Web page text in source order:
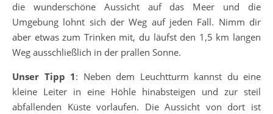
die wunderschöne Aussicht auf das Meer und die
Umgebung lohnt sich der Weg auf jeden Fall. Nimm dir
aber etwas zum Trinken mit, du läufst den 1,5 km langen
Weg ausschließlich in der prallen Sonne.
Unser Tipp 1: Neben dem Leuchtturm kannst du eine
kleine Leiter in eine Höhle hinabsteigen und zur steil
abfallenden Küste vorlaufen. Die Aussicht von dort ist